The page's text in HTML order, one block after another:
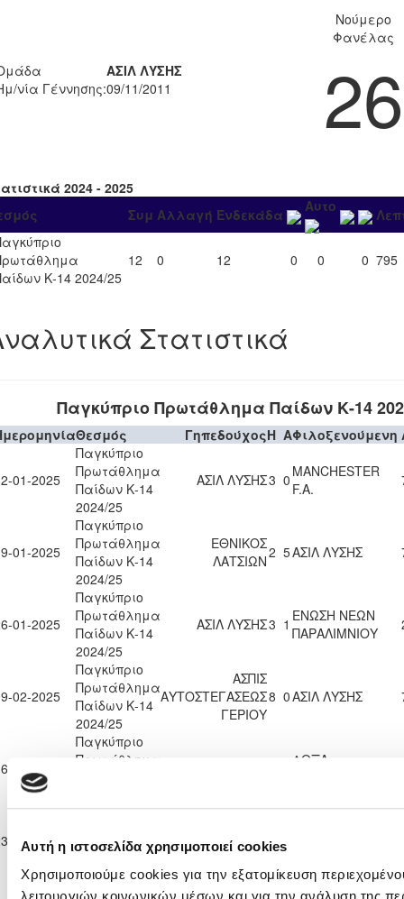
Αυτή η ιστοσελίδα χρησιμοποιεί cookies
Χρησιμοποιούμε cookies για την εξατομίκευση
ΑΣΙΛ ΛΥΣΗΣ
νία Γέννησης:09/11/2011
Νούμερο
Φανέλας
26
2024 - 2025
Συμ Αλλαγή Ενδεκάδα Αυτο
Κ-14 2024/25
12 0 12 0 0 0 795
Στατιστικά
Παγκύπριο Πρωτάθλημα Παίδων Κ-14
Θεσμός ΓηπεδούχοςH AΦιλοξενούμενη
01-2025
Παγκύπριο
Πρωτάθλημα
Παίδων Κ-14
2024/25
ΑΣΙΛ ΛΥΣΗΣ3 0 MANCHESTER
F.A.
01-2025
Παγκύπριο
Πρωτάθλημα
Παίδων Κ-14
2024/25
ΕΘΝΙΚΟΣ
ΛΑΤΣΙΩΝ2 5ΑΣΙΛ ΛΥΣΗΣ
01-2025
Παγκύπριο
Πρωτάθλημα
Παίδων Κ-14
2024/25
ΑΣΙΛ ΛΥΣΗΣ3 1 ΕΝΩΣΗ ΝΕΩΝ
ΠΑΡΑΛΙΜΝΙΟΥ
02-2025
Παγκύπριο
Πρωτάθλημα
Παίδων Κ-14
2024/25
ΑΣΠΙΣ
ΑΥΤΟΣΤΕΓΑΣΕΩΣ
ΓΕΡΙΟΥ
8 0ΑΣΙΛ ΛΥΣΗΣ
02-2025
Παγκύπριο
Πρωτάθλημα
ΔΟΞΑ
02-2025
Παγκύπριο
Παίδων Κ-14
2024/25
ΟΝΗΣΙΛΟΣ2 7
Παγκύπριο
VALENCIA C.F.